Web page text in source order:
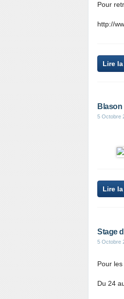
Pour
http://
Lire
Blason
5 Octobre
Lire
Stage
5 Octobre
Pour
Du 24